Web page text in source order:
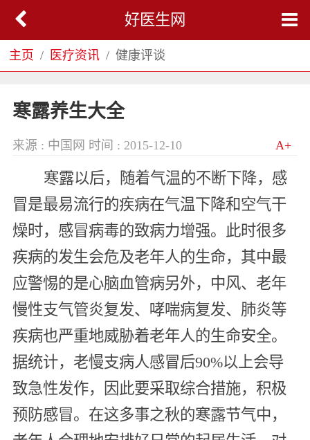
好医生网
主页 医疗资讯 健康评谈
寒露养生大全
来源 : 中国网 时间 : 2015-12-10 A+
寒露以后，随着气温的不断下降，感
冒是最易流行的疾病在气温下降和空气干
燥时，感冒病毒的致病力增强。此时很多
疾病的发生会危及老年人的生命，其中最
应警惕的是心脑血管病另外，中风、老年
慢性支气管炎复发、哮喘病复发、肺炎等
疾病也严重地威胁着老年人的生命安全。
据统计，老慢支病人感冒后90%以上会导
致急性发作，因此要采取综合措施，积极
预防感冒。在这多事之秋的寒露节气中，